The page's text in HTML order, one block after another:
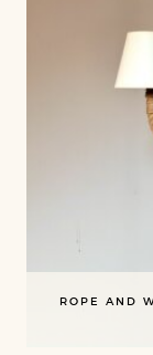
ROPE AND